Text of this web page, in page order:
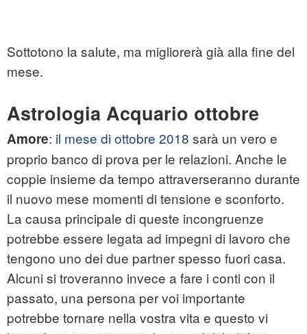
Sottotono la salute, ma migliorerà già alla fine del
mese.
Astrologia Acquario ottobre
Amore: il mese di ottobre 2018 sarà un vero e
proprio banco di prova per le relazioni. Anche le
coppie insieme da tempo attraverseranno durante
il nuovo mese momenti di tensione e sconforto.
La causa principale di queste incongruenze
potrebbe essere legata ad impegni di lavoro che
tengono uno dei due partner spesso fuori casa.
Alcuni si troveranno invece a fare i conti con il
passato, una persona per voi importante
potrebbe tornare nella vostra vita e questo vi